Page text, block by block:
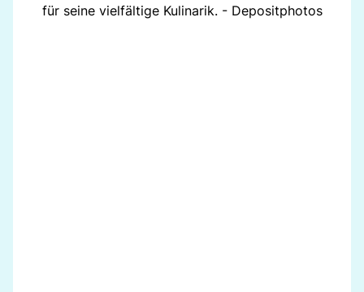
für seine vielfältige Kulinarik. - Depositphotos